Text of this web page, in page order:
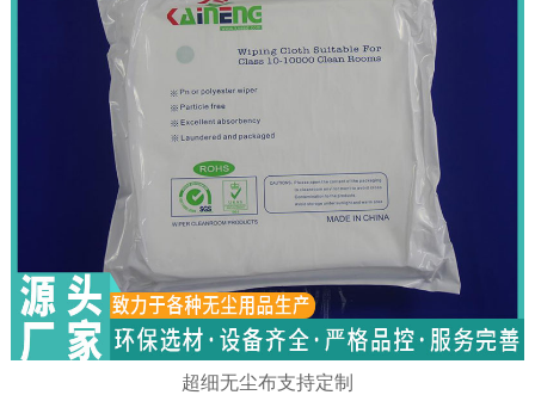
超细无尘布支持定制